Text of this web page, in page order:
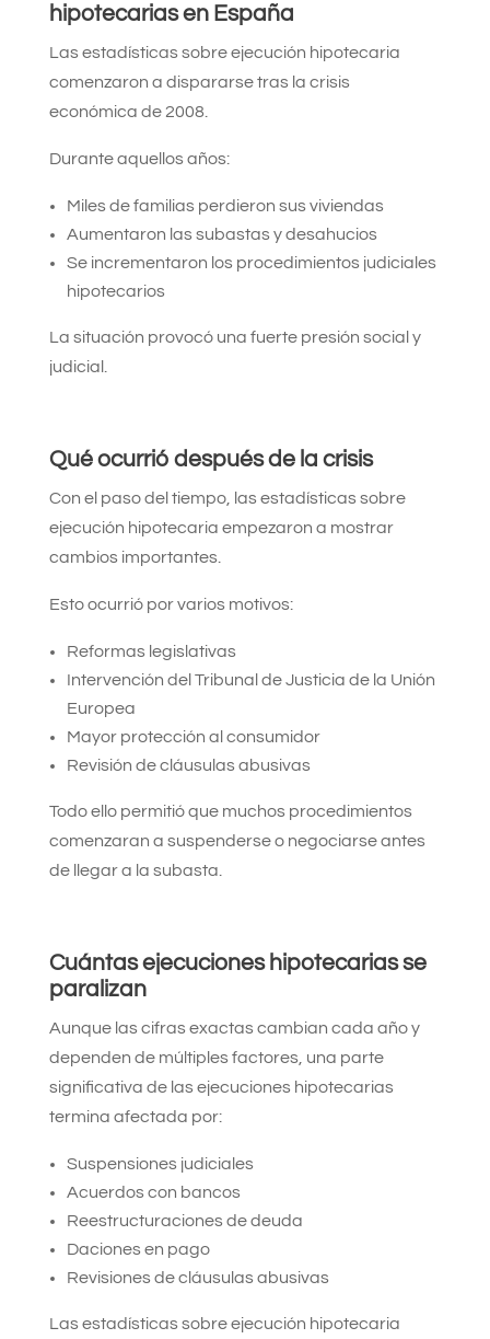
hipotecarias en España
Las estadísticas sobre ejecución hipotecaria
comenzaron a dispararse tras la crisis
económica de 2008.
Durante aquellos años:
Miles de familias perdieron sus viviendas
Aumentaron las subastas y desahucios
Se incrementaron los procedimientos judiciales
hipotecarios
La situación provocó una fuerte presión social y
judicial.
Qué ocurrió después de la crisis
Con el paso del tiempo, las estadísticas sobre
ejecución hipotecaria empezaron a mostrar
cambios importantes.
Esto ocurrió por varios motivos:
Reformas legislativas
Intervención del Tribunal de Justicia de la Unión
Europea
Mayor protección al consumidor
Revisión de cláusulas abusivas
Todo ello permitió que muchos procedimientos
comenzaran a suspenderse o negociarse antes
de llegar a la subasta.
Cuántas ejecuciones hipotecarias se
paralizan
Aunque las cifras exactas cambian cada año y
dependen de múltiples factores, una parte
significativa de las ejecuciones hipotecarias
termina afectada por:
Suspensiones judiciales
Acuerdos con bancos
Reestructuraciones de deuda
Daciones en pago
Revisiones de cláusulas abusivas
Las estadísticas sobre ejecución hipotecaria